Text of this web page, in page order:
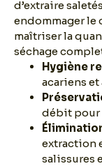
d’extraire
endommager le
maîtriser la
séchage
Hygiène
acariens
débit pour
extraction
salissures